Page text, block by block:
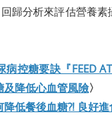
歸分析來評估營養素
病控糖要訣『FEED
及降低心血管風險〉
降低餐後血糖?! 良好